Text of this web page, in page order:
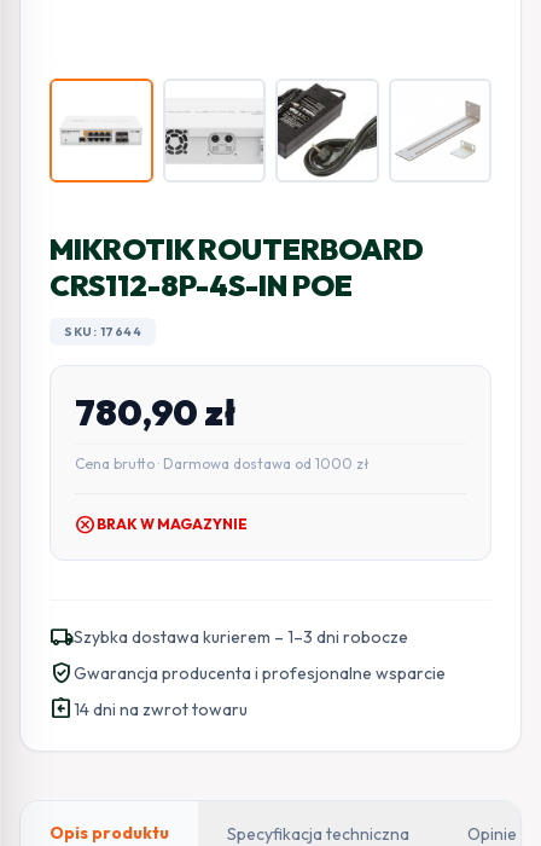
MIKROTIK ROUTERBOARD
CRS112-8P-4S-IN POE
SKU: 17644
780,90zł
Cena brutto · Darmowa dostawa od 1000 zł
cancel BRAK W MAGAZYNIE
local_shippingSzybka dostawa kurierem – 1–3 dni robocze
verified_userGwarancja producenta i profesjonalne wsparcie
assignment_return14 dni na zwrot towaru
Opis produktu Specyfikacja techniczna Opinie